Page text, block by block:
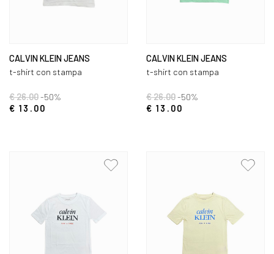
CALVIN KLEIN JEANS
t-shirt con stampa
€ 26.00-50%
€ 13.00
CALVIN KLEIN JEANS
t-shirt con stampa
€ 26.00-50%
€ 13.00